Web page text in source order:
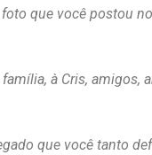
que você postou
à Cris,
que você tanto